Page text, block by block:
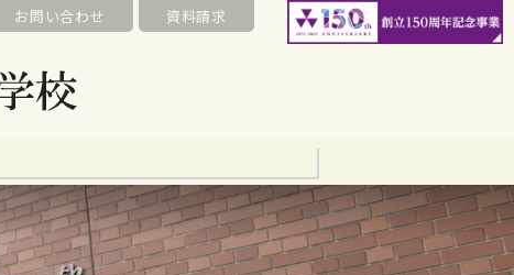
お問い合わせ 資料請求